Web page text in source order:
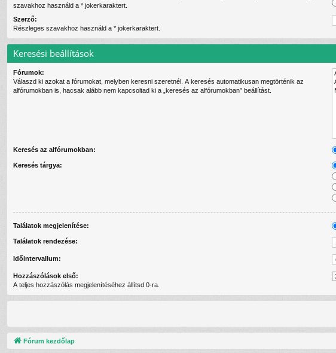
szavakhoz használd a * jokerkaraktert.
Szerző:
Részleges szavakhoz használd a * jokerkaraktert.
Keresési beállítások
Fórumok:
Válaszd ki azokat a fórumokat, melyben keresni szeretnél. A keresés automatikusan megtörténik az
alfórumokban is, hacsak alább nem kapcsoltad ki a „keresés az alfórumokban” beállítást.
Keresés az alfórumokban:
Keresés tárgya:
Találatok megjelenítése:
Találatok rendezése:
Időintervallum:
Hozzászólások első:
A teljes hozzászólás megjelenítéséhez állítsd 0-ra.
Fórum kezdőlap